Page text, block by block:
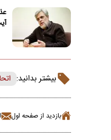
بیشتر بدانید:
بازدید از صفحه اول